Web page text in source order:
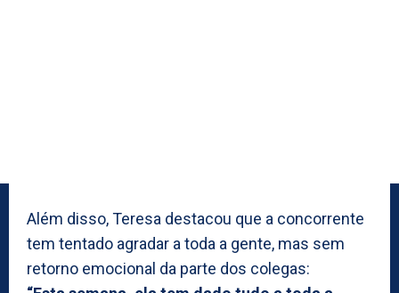
Além disso, Teresa destacou que a concorrente
tem tentado agradar a toda a gente, mas sem
retorno emocional da parte dos colegas: